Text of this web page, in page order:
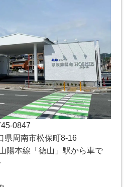
0847
県周南市松保町8-16
陽本線「徳山」駅から車で